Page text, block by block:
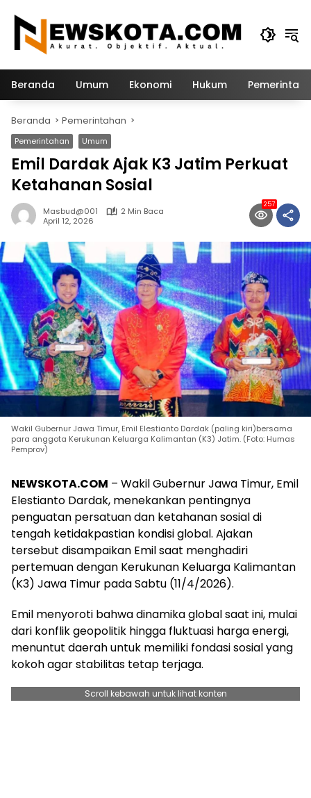
konten
Beranda Umum Ekonomi Hukum
Beranda Pemerintahan
Pemerintahan Umum
Emil Dardak Ajak K3 Jatim Perkuat
Ketahanan Sosial
Masbud@001
2 Min Baca
April 12, 2026
257
Wakil Gubernur Jawa Timur, Emil Elestianto Dardak (paling kiri)bersama
para anggota Kerukunan Keluarga Kalimantan (K3) Jatim. (Foto: Humas
Pemprov)
NEWSKOTA.COM – Wakil Gubernur Jawa Timur, Emil
Elestianto Dardak, menekankan pentingnya
penguatan persatuan dan ketahanan sosial di
tengah ketidakpastian kondisi global. Ajakan
tersebut disampaikan Emil saat menghadiri
pertemuan dengan Kerukunan Keluarga Kalimantan
(K3) Jawa Timur pada Sabtu (11/4/2026).
Emil menyoroti bahwa dinamika global saat ini, mulai
dari konflik geopolitik hingga fluktuasi harga energi,
menuntut daerah untuk memiliki fondasi sosial yang
kokoh agar stabilitas tetap terjaga.
Scroll kebawah untuk lihat konten